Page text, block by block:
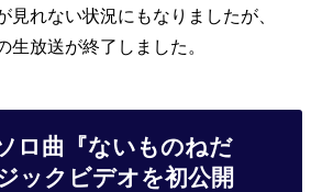
見れない状況にもなりましたが、
生放送が終了しました。
ロ曲『ないものねだ
ックビデオを初公開